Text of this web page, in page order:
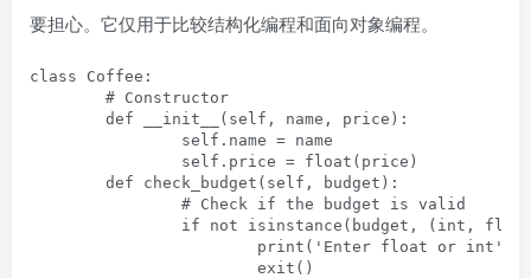
要担心。它仅用于比较结构化编程和面向对象编程。
class Coffee:
        # Constructor
        def __init__(self, name, price):
                self.name = name
                self.price = float(price)
        def check_budget(self, budget):
                # Check if the budget is valid
if not isinstance(budget, (int,
                        print('Enter float or int')
                        exit()